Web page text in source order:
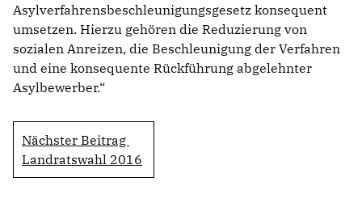
Asylverfahrensbeschleunigungsgesetz konsequent
umsetzen. Hierzu gehören die Reduzierung von
sozialen Anreizen, die Beschleunigung der Verfahren
und eine konsequente Rückführung abgelehnter
Asylbewerber.“
Nächster Beitrag
Landratswahl 2016